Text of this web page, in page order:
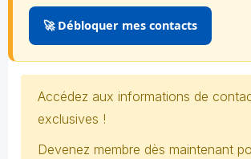
🚀 Débloquer mes contacts
Accédez aux informations de
exclusives !
Devenez membre dès maintenant